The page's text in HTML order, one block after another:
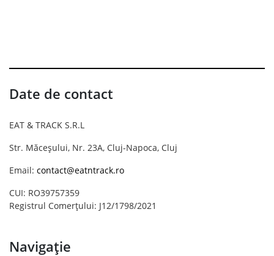
Date de contact
EAT & TRACK S.R.L
Str. Măceșului, Nr. 23A, Cluj-Napoca, Cluj
Email: contact@eatntrack.ro
CUI: RO39757359
Registrul Comerțului: J12/1798/2021
Navigație